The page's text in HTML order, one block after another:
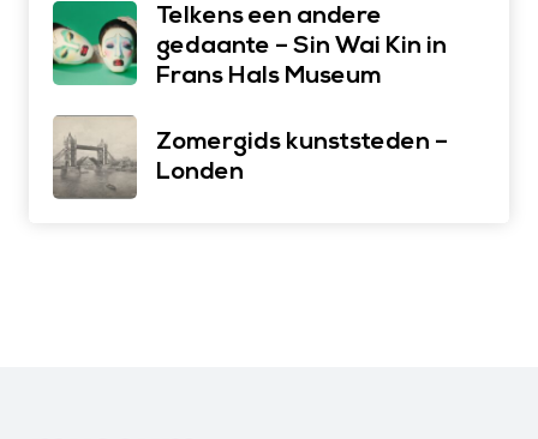
Telkens een andere
gedaante – Sin Wai Kin in
Frans Hals Museum
Zomergids kunststeden –
Londen